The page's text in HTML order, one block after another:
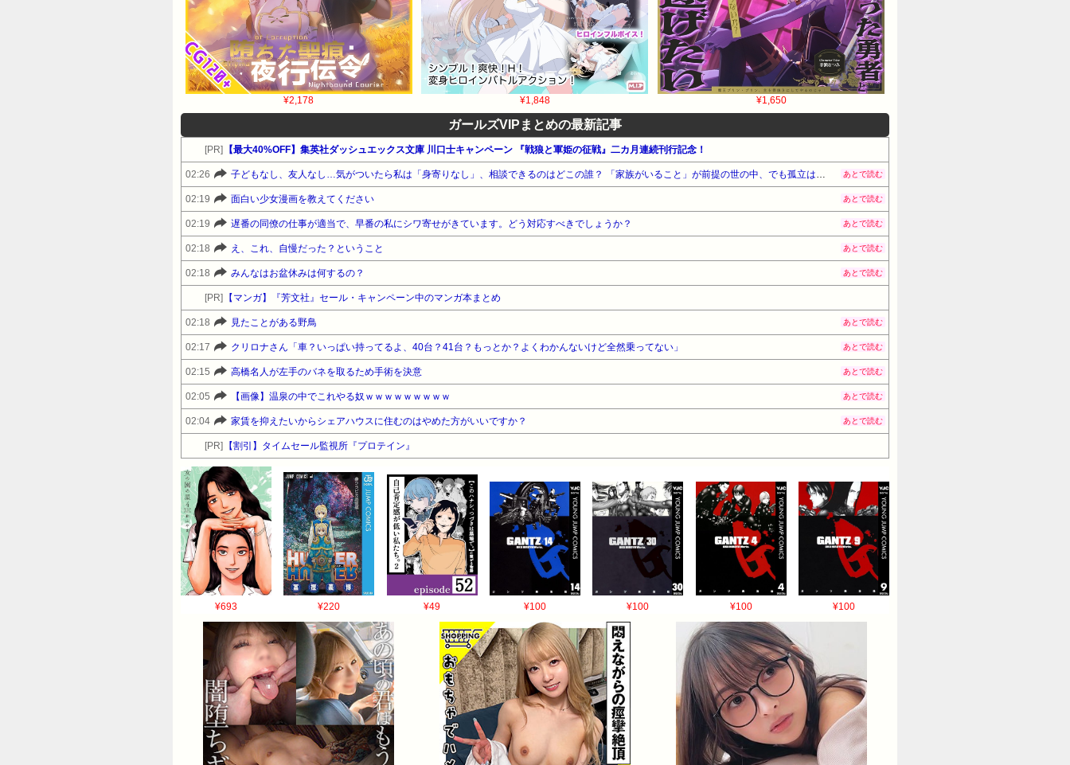
¥2,178 ¥1,848 ¥1,650
ガールズVIPまとめの最新記事
[PR] 【最大40%OFF】集英社ダッシュエックス文庫 川口士キャンペーン 『戦狼と軍姫の征戦』二カ月連続刊行記念！
02:26 あとで読む
02:19 面白い少女漫画を教えてください あとで読む
02:19 遅番の同僚の仕事が適当で、早番の私にシワ寄せがきています。どう対応すべきでしょうか？ あとで読む
02:18 え、これ、自慢だった？ということ あとで読む
02:18 みんなはお盆休みは何するの？ あとで読む
[PR] 【マンガ】『芳文社』セール・キャンペーン中のマンガ本まとめ
02:18 見たことがある野鳥 あとで読む
02:17 クリロナさん「車？いっぱい持ってるよ、40台？41台？もっとか？よくわかんないけど全然乗ってない」 あとで読む
02:15 高橋名人が左手のバネを取るため手術を決意 あとで読む
02:05 【画像】温泉の中でこれやる奴ｗｗｗｗｗｗｗｗｗ あとで読む
02:04 家賃を抑えたいからシェアハウスに住むのはやめた方がいいですか？ あとで読む
[PR] 【割引】タイムセール監視所『プロテイン』
¥693 ¥220 ¥49 ¥100 ¥100 ¥100 ¥100